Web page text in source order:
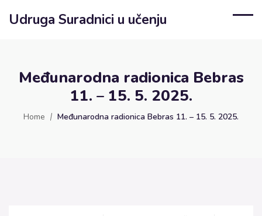
Udruga Suradnici u učenju
Međunarodna radionica Bebras
11. – 15. 5. 2025.
Home Međunarodna radionica Bebras 11. – 15. 5. 2025.